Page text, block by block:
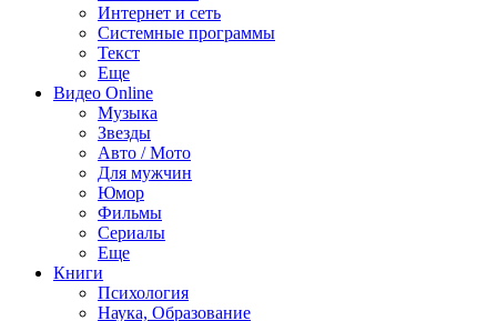
Интернет и сеть
Системные программы
Текст
Еще
Видео Online
Музыка
Звезды
Авто / Мото
Для мужчин
Юмор
Фильмы
Сериалы
Еще
Книги
Психология
Наука, Образование